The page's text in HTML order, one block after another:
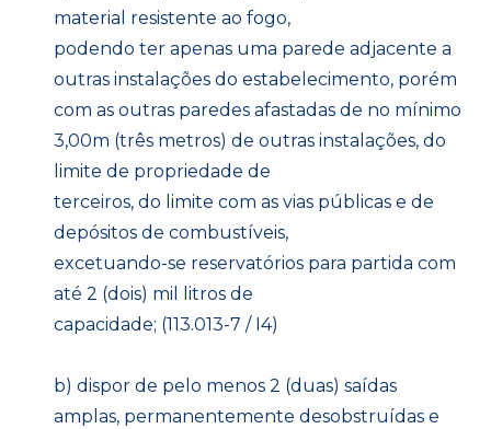
material resistente ao fogo,
podendo ter apenas uma parede adjacente a
outras instalações do estabelecimento, porém
com as outras paredes afastadas de no mínimo
3,00m (três metros) de outras instalações, do
limite de propriedade de
terceiros, do limite com as vias públicas e de
depósitos de combustíveis,
excetuando-se reservatórios para partida com
até 2 (dois) mil litros de
capacidade; (113.013-7 / I4)
b) dispor de pelo menos 2 (duas) saídas
amplas, permanentemente desobstruídas e